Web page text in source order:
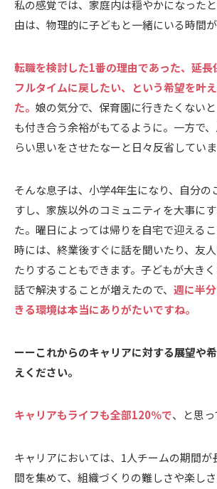
私の感覚では、家庭内は穏やかになった
由は、物理的に子どもと一緒にいる時間が
転職を検討した1番の理由であった、延長
フルタイムに戻したい、という希望を叶
た。 娘の気分で、保育園に行きたくない
も付き合う余裕がもてるように。一方で
らい思いをさせたなーと日々反省してい
そんな息子は、小学4年生になり、自分の
すし、家族以外のコミュニティを大事に
た。曜日によっては帰りを自宅で迎えるこ
時には、終業後すぐに話を聞いたり、友
たりすることもできます。子どもが大き
話で解決することが増えたので、 週に半
きる環境は本当にありがたいですね。
ーーこれからのキャリアに対する展望や
えください。
キャリアもライフも全部120％で、と思っ
キャリアにおいては、1人チームの期間が
間を集めて、組織づくりの難しさや楽し